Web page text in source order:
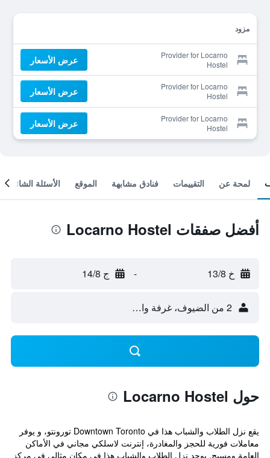
مزود
Provider for Locarno
Hostel
عرض الأسعار
Provider for Locarno
Hostel
عرض الأسعار
Provider for Locarno
Hostel
عرض الأسعار
لمحة عن التقييمات فنادق مشابهة الموقع الأسئلة الشائعة
أفضل صفقات Locarno Hostel
خ 13/8 - ج 14/8
2 من الضيوف، غرفة واحدة
حول Locarno Hostel
يقع نزل الطلاب والشباب هذا في Downtown Toronto تورونتو، و يوفر
معاملات فورية للحجز والمغادرة، إنترنت لاسلكي مجاني في الأماكن
العامة ومسبح. يوجد نزل الطلاب والشباب هذا في مكان مثالي في مركز